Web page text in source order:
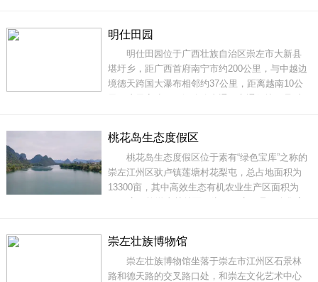
米、彩虹滑道80米、儿童水上乐园3000平方米，
是一处以赏花、观动物、品农家菜、卡丁车竞
赛、水上游乐为主
明仕田园
明仕田园位于广西壮族自治区崇左市大新县
堪圩乡，距广西首府南宁市约200公里，与中越边
境德天跨国大瀑布相邻约37公里，距离越南10公
地貌。这里青峰碧水，竹香稻影，每一幅画面都
是-派原生态的自然景象，令人“隐”意犹生，故被
誉
桃花岛生态度假区
桃花岛生态度假区位于素有“绿色宝库”之称的
崇左江州区驮卢镇莲塘村花梨屯，总占地面积为
13300亩，其中高效生态有机农业生产区面积为
景点有桃花大道、延寿山、二八神山、二八神山
崖刻、如来山、空灵谷、岜布呐山脉（九
崇左壮族博物馆
崇左壮族博物馆坐落于崇左市江州区石景林
路和德天路的交叉路口处，和崇左文化艺术中心